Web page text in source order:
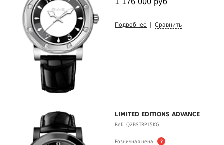
Подробнее Сравнить
LIMITED EDITIONS ADVANCE
Ref.: Q2BSTRP15KG
Розничная цена ?